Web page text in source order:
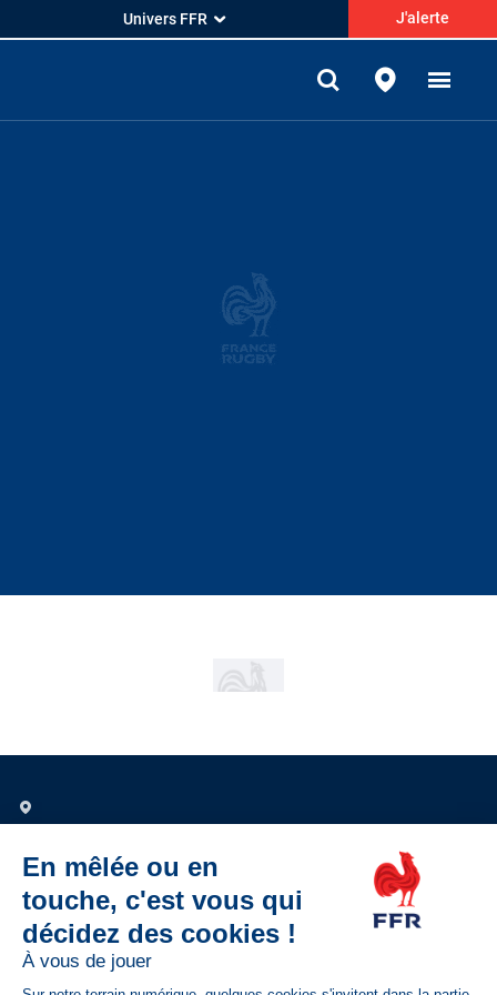
Univers FFR J'alerte
Nous contacter